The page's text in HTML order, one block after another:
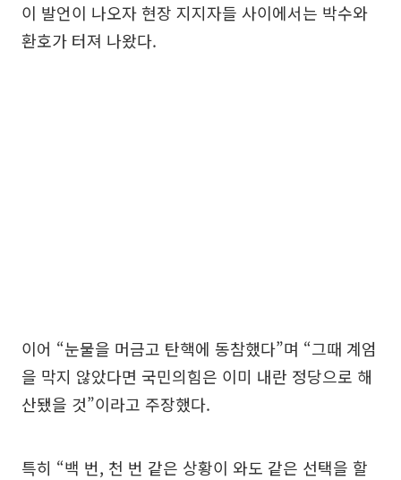
이 발언이 나오자 현장 지지자들 사이에서는 박수와
환호가 터져 나왔다.
이어 “눈물을 머금고 탄핵에 동참했다”며 “그때 계엄
을 막지 않았다면 국민의힘은 이미 내란 정당으로 해
산됐을 것”이라고 주장했다.
특히 “백 번, 천 번 같은 상황이 와도 같은 선택을 할